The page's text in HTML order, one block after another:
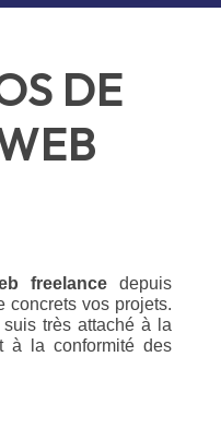
DE
freelance depuis
concrets vos projets.
très attaché à la
à la conformité des